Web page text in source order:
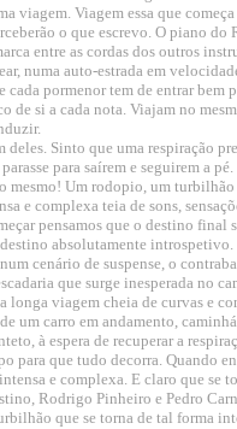
viagem. Viagem essa que
o que escrevo. O piano
entre as cordas dos outros
numa auto-estrada em
pormenor tem de entrar bem
de si a cada nota. Viajam no
Sinto que uma respiração
para saírem e seguirem a
mesmo! Um rodopio, um
e complexa teia de sons,
pensamos que o destino
absolutamente introspetivo.
cenário de suspense, o
que surge inesperada no
longa viagem cheia de curvas e
um carro em andamento,
à espera de recuperar a
para que tudo decorra. Quando
e complexa. E claro que se
Rodrigo Pinheiro e Pedro
que se torna de tal forma